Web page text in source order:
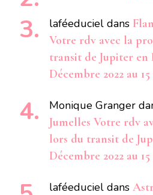
laféeduciel dans
Votre rdv avec la
transit de Jupiter en
Décembre 2022 au
Monique Granger
Jumelles Votre rdv
lors du transit de
Décembre 2022 au
laféeduciel dans